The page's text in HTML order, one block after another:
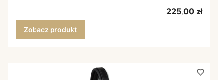
Cena
225,00 zł
Zobacz produkt